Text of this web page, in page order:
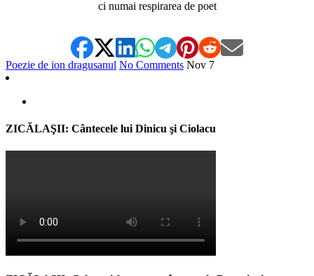
ci numai respirarea de poet
Poezie de ion dragusanul No Comments Nov 7
ZICĂLAŞII: Cântecele lui Dinicu şi Ciolacu